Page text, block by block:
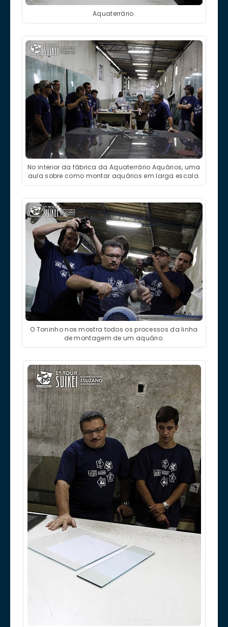
Aquaterrário.
No interior da fábrica da Aquaterrário Aquários, uma
aula sobre como montar aquários em larga escala.
O Toninho nos mostra todos os processos da linha
de montagem de um aquário.